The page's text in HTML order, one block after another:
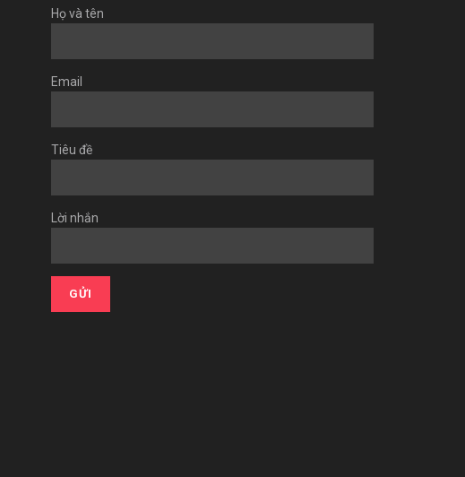
Họ và tên
Email
Tiêu đề
Lời nhắn